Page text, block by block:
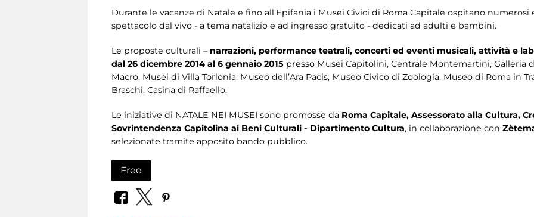
Durante le vacanze di Natale e fino all'Epifania i Musei Civici di Roma Capitale ospitano
spettacolo dal vivo - a tema natalizio e ad ingresso gratuito - dedicati ad adulti e bambini.
Le proposte culturali – narrazioni, performance teatrali, concerti ed eventi musicali, attività e
dal 26 dicembre 2014 al 6 gennaio 2015 presso Musei Capitolini, Centrale Montemartini, Galleria
Macro, Musei di Villa Torlonia, Museo dell’Ara Pacis, Museo Civico di Zoologia, Museo di Roma in
Braschi, Casina di Raffaello.
Le iniziative di NATALE NEI MUSEI sono promosse da Roma Capitale, Assessorato alla Cultura,
Sovrintendenza Capitolina ai Beni Culturali - Dipartimento Cultura, in collaborazione con
selezionate tramite apposito bando pubblico.
Free